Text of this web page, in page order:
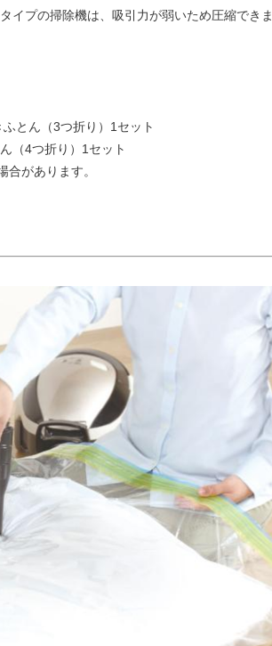
イプの掃除機は、吸引力が弱いため圧縮できま
とん（3つ折り）1セット
（4つ折り）1セット
があります。